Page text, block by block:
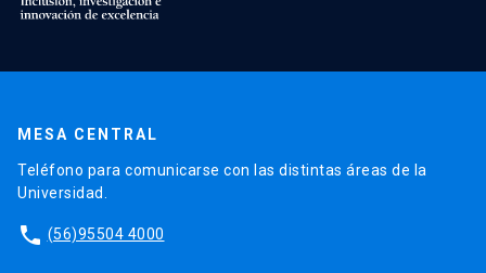
MESA CENTRAL
Teléfono para comunicarse con las distintas áreas de la
Universidad.
phone (56)95504 4000